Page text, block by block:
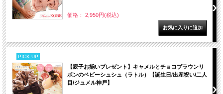
価格： 2,950円(税込)
PICK UP
【親子お揃いプレゼント】キャメルとチョコブラウンリ
ボンのベビーシュシュ（ラトル）【誕生日/出産祝い/二人
目/ジュメル神戸】